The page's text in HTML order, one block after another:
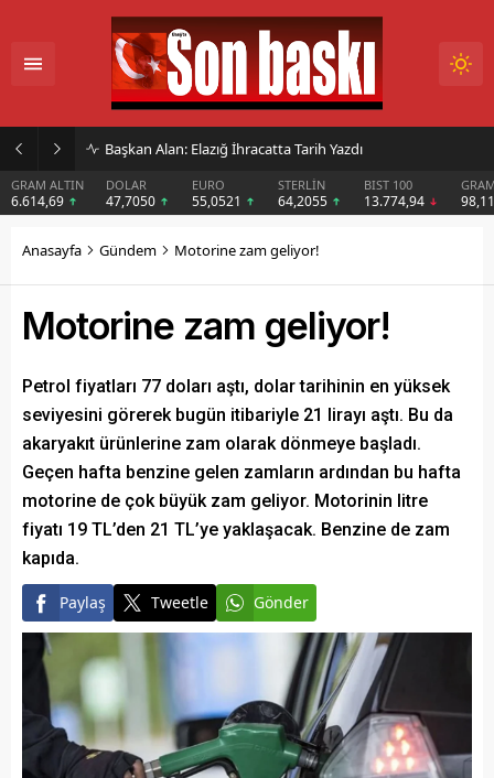
İmar Kararı Mahkemeye Taşındı
DOLAR
47,7050
EURO
55,0521
STERLİN
64,2055
BIST 100
13.774,94
GRAM GÜMÜŞ
98,11
Anasayfa Gündem Motorine zam geliyor!
Motorine zam geliyor!
Petrol fiyatları 77 doları aştı, dolar tarihinin en yüksek
seviyesini görerek bugün itibariyle 21 lirayı aştı. Bu da
akaryakıt ürünlerine zam olarak dönmeye başladı.
Geçen hafta benzine gelen zamların ardından bu hafta
motorine de çok büyük zam geliyor. Motorinin litre
fiyatı 19 TL’den 21 TL’ye yaklaşacak. Benzine de zam
kapıda.
Paylaş Tweetle Gönder